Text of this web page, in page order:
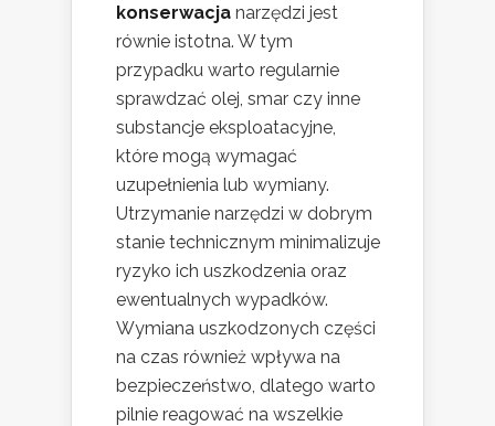
konserwacja narzędzi jest
równie istotna. W tym
przypadku warto regularnie
sprawdzać olej, smar czy inne
substancje eksploatacyjne,
które mogą wymagać
uzupełnienia lub wymiany.
Utrzymanie narzędzi w dobrym
stanie technicznym minimalizuje
ryzyko ich uszkodzenia oraz
ewentualnych wypadków.
Wymiana uszkodzonych części
na czas również wpływa na
bezpieczeństwo, dlatego warto
pilnie reagować na wszelkie